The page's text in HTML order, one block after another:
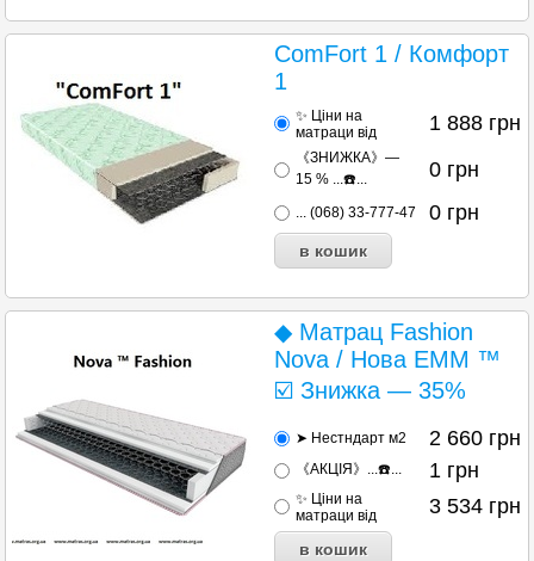
ComFort 1 / Комфорт
1
✨ Ціни на
матраци від
1 888 грн
《ЗНИЖКА》—
15 % ...☎️...
0 грн
... (068) 33-777-47 0 грн
◆ Матрац Fashion
Nova / Нова EMM ™
☑️ Знижка — 35%
➤ Нестндарт м2 2 660 грн
《АКЦІЯ》...☎️... 1 грн
✨ Ціни на
матраци від
3 534 грн